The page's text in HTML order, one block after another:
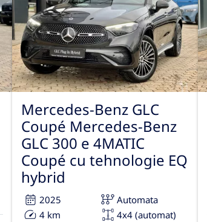
Mercedes-Benz GLC
Coupé Mercedes-Benz
GLC 300 e 4MATIC
Coupé cu tehnologie EQ
hybrid
2025
Automata
4 km
4x4 (automat)